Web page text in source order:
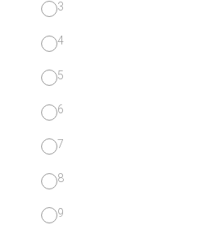
3
4
5
6
7
8
9